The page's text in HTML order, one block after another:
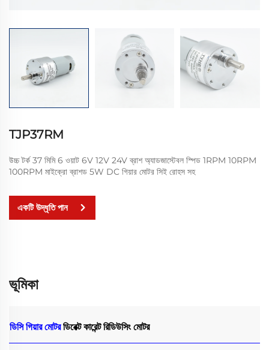
TJP37RM
উচ্চ টর্ক 37 মিমি 6 ওয়াট 6V 12V 24V ব্রাশ অ্যাডজাস্টেবল স্পিড 1RPM 10RPM
100RPM মাইক্রো ব্রাশড 5W DC গিয়ার মোটর সিই রোহস সহ
একটি উদ্ধৃতি পান
ভূমিকা
ডিসি গিয়ার মোটরডিরেক্ট কারেন্ট রিডিউসিং মোটর